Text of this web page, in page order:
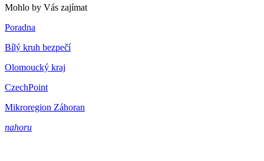
Mohlo by Vás zajímat
Poradna
Bílý kruh bezpečí
Olomoucký kraj
CzechPoint
Mikroregion Záhoran
nahoru